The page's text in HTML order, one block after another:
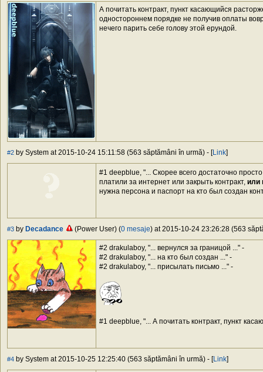
А почитать контракт, пункт касающийся
одностороннем порядке не получив оплаты
нечего парить себе голову этой ерундой.
#2 by System at 2015-10-24 15:11:58 (563 săptămâni în urmă) - [Link]
#1 deepblue, "... Скорее всего достаточно
платили за интернет или закрыть контракт, или
нужна персона и паспорт на кто был создан
#3 by Decadance (Power User) (0 mesaje) at 2015-10-24 23:26:28 (563
#2 drakulaboy, "... вернулся за границой ..." -
#2 drakulaboy, "... на кто был создан ..." -
#2 drakulaboy, "... присылать письмо ..." -
#1 deepblue, "... А почитать контракт, пункт
#4 by System at 2015-10-25 12:25:40 (563 săptămâni în urmă) - [Link]